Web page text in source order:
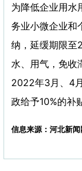
为降低企业用水
务业小微企业和
纳，延缓期限至
水、用气，免收
2022年3月、4
政给予10%的补
信息来源：河北新闻